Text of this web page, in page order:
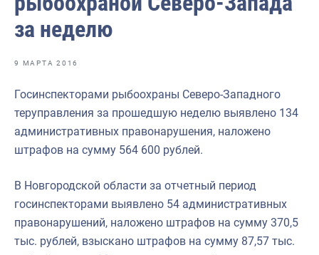
Отраслевые СМИ
Выставки и конференции
Научно-практическая литература
Рыбоохрана России
Отрасль в цифрах
Инфографика
Укрепление духовно-нравственных ценностей
События в России и мире
за неделю
9 МАРТА 2016
Госинспекторами рыбоохраны Северо-Западного
теруправления за прошедшую неделю выявлено 134
административных правонарушения, наложено
штрафов на сумму 564 600 рублей.
В Новгородской области за отчетный период
госинспекторами выявлено 54 административных
правонарушений, наложено штрафов на сумму 370,5
тыс. рублей, взыскано штрафов на сумму 87,57 тыс.